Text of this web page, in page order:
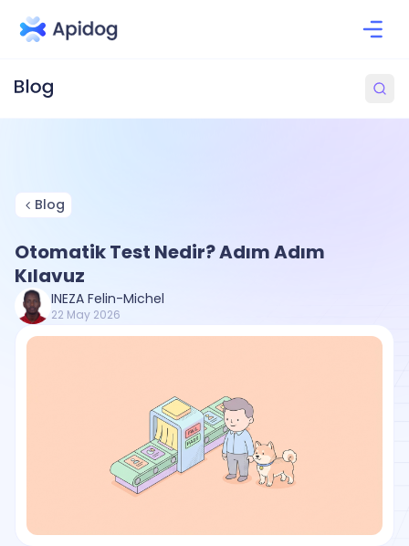
Blog
Otomatik Test Nedir? Adım Adım
Kılavuz
INEZA Felin-Michel
22 May 2026